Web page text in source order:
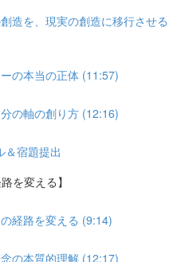
造を、現実の創造に移行させる
の本当の正体 (11:57)
の軸の創り方 (12:16)
宿題提出
を変える】
経路を変える (9:14)
の本質的理解 (12:17)